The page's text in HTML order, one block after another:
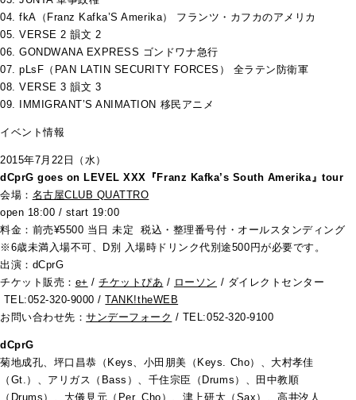
04. fkA（Franz Kafka’S Amerika） フランツ・カフカのアメリカ
05. VERSE 2 韻文 2
06. GONDWANA EXPRESS ゴンドワナ急行
07. pLsF（PAN LATIN SECURITY FORCES） 全ラテン防衛軍
08. VERSE 3 韻文 3
09. IMMIGRANT’S ANIMATION 移民アニメ
イベント情報
2015年7月22日（水）
dCprG goes on LEVEL XXX『Franz Kafka’s South Amerika』tour
会場： 名古屋CLUB QUATTRO
open 18:00 / start 19:00
料金：前売¥5500 当日 未定 税込・整理番号付・オールスタンディング
※6歳未満入場不可、D別 入場時ドリンク代別途500円が必要です。
出演：dCprG
チケット販売： e+ /チケットぴあ / ローソン / ダイレクトセンター
TEL:052-320-9000 /TANK!theWEB
お問い合わせ先：サンデーフォーク / TEL:052-320-9100
dCprG
菊地成孔、坪口昌恭（Keys、小田朋美（Keys. Cho）、大村孝佳
（Gt.）、アリガス（Bass）、千住宗臣（Drums）、田中教順
（Drums）、大儀見元（Per. Cho）、津上研太（Sax）、高井汐人